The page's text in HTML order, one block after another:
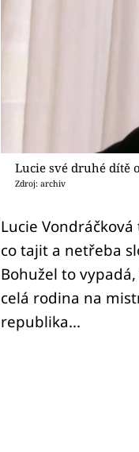
Lucie své druhé dítě
Zdroj: archiv
Lucie
co tajit a netřeba
Bohužel to
celá rodina na
republika...